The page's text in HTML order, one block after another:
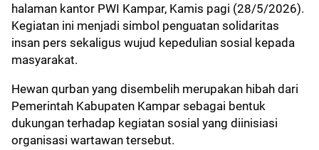
halaman kantor PWI Kampar, Kamis pagi (28/5/2026).
Kegiatan ini menjadi simbol penguatan solidaritas
insan pers sekaligus wujud kepedulian sosial kepada
masyarakat.
Hewan qurban yang disembelih merupakan hibah dari
Pemerintah Kabupaten Kampar sebagai bentuk
dukungan terhadap kegiatan sosial yang diinisiasi
organisasi wartawan tersebut.